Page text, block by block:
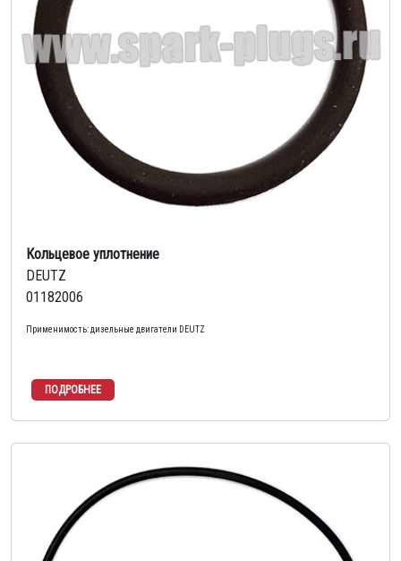
Кольцевое уплотнение
DEUTZ
01182006
Применимость: дизельные двигатели DEUTZ